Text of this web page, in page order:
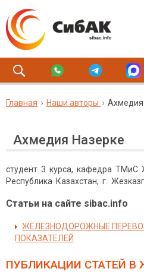
Главная Наши авторы Ахмедия
Ахмедия Назерке
студент 3 курса, кафедра ТМиС
Республика Казахстан, г.
Статьи на сайте sibac.info
ЖЕЛЕЗНОДОРОЖНЫЕ
ПОКАЗАТЕЛЕЙ
ПУБЛИКАЦИИ СТАТЕЙ В